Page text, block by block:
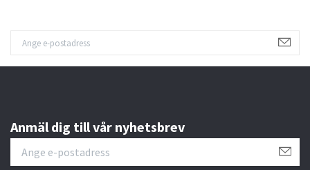
Anmäl dig till vår nyhetsbrev